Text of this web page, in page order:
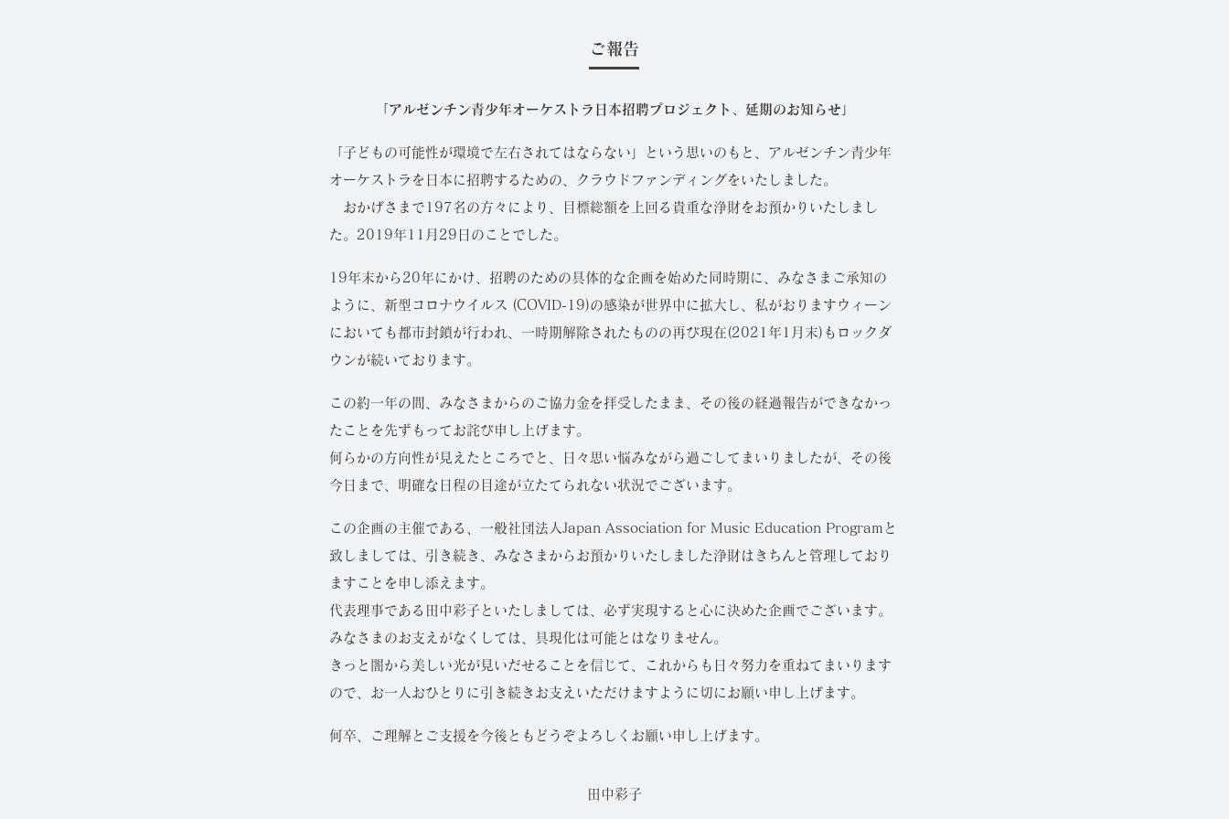
ご報告
「アルゼンチン青少年オーケストラ日本招聘プロジェクト、延期のお知らせ」
「子どもの可能性が環境で左右されてはならない」という思いのもと、アルゼンチン青少年
オーケストラを日本に招聘するための、クラウドファンディングをいたしました。
おかげさまで197名の方々により、目標総額を上回る貴重な浄財をお預かりいたしまし
た。2019年11月29日のことでした。
19年末から20年にかけ、招聘のための具体的な企画を始めた同時期に、みなさまご承知の
ように、新型コロナウイルス (COVID-19)の感染が世界中に拡大し、私がおりますウィーン
においても都市封鎖が行われ、一時期解除されたものの再び現在(2021年1月末)もロックダ
ウンが続いております。
この約一年の間、みなさまからのご協力金を拝受したまま、その後の経過報告ができなかっ
たことを先ずもってお詫び申し上げます。
何らかの方向性が見えたところでと、日々思い悩みながら過ごしてまいりましたが、その後
今日まで、明確な日程の目途が立たてられない状況でございます。
この企画の主催である、一般社団法人Japan Association for Music Education Programと
致しましては、引き続き、みなさまからお預かりいたしました浄財はきちんと管理しており
ますことを申し添えます。
代表理事である田中彩子といたしましては、必ず実現すると心に決めた企画でございます。
みなさまのお支えがなくしては、具現化は可能とはなりません。
きっと闇から美しい光が見いだせることを信じて、これからも日々努力を重ねてまいります
ので、お一人おひとりに引き続きお支えいただけますように切にお願い申し上げます。
何卒、ご理解とご支援を今後ともどうぞよろしくお願い申し上げます。
田中彩子